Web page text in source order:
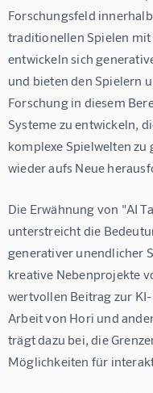
Forschungsfeld
traditionellen Spielen mit
entwickeln sich
und bieten den Spielern
Forschung in diesem
Systeme zu entwickeln,
komplexe Spielwelten
wieder aufs Neue
Die Erwähnung von "AI
unterstreicht die
generativer unendlicher
kreative Nebenprojekte
wertvollen Beitrag zur
Arbeit von Hori und
trägt dazu bei, die
Möglichkeiten für